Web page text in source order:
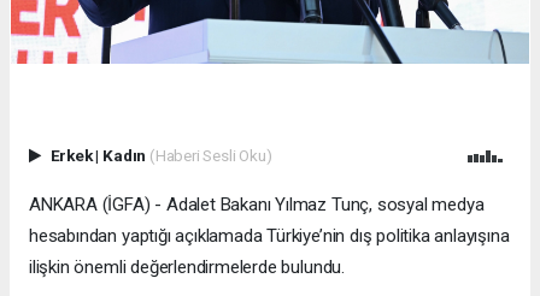
Erkek| Kadın (Haberi Sesli Oku)
ANKARA (İGFA) - Adalet Bakanı Yılmaz Tunç, sosyal medya
hesabından yaptığı açıklamada Türkiye’nin dış politika anlayışına
ilişkin önemli değerlendirmelerde bulundu.